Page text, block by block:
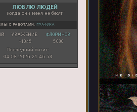
ЛЮБЛЮ ЛЮДЕЙ
когда они меня не бесят
С РАБОТАМИ: ГРАФИКА
УВАЖЕНИЕ:
+1045
ФЛОРИНОВ:
5 000
Последний визит:
04.08.2026 21:46:53